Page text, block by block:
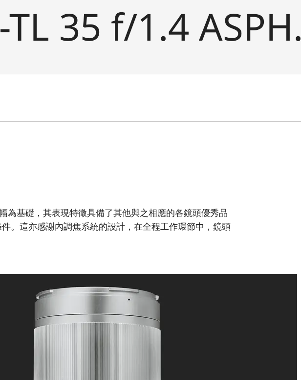
35 f/1.4 ASPH.
為基礎，其表現特徵具備了其他與之相應的各鏡頭優秀品
。這亦感謝內調焦系統的設計，在全程工作環節中，鏡頭